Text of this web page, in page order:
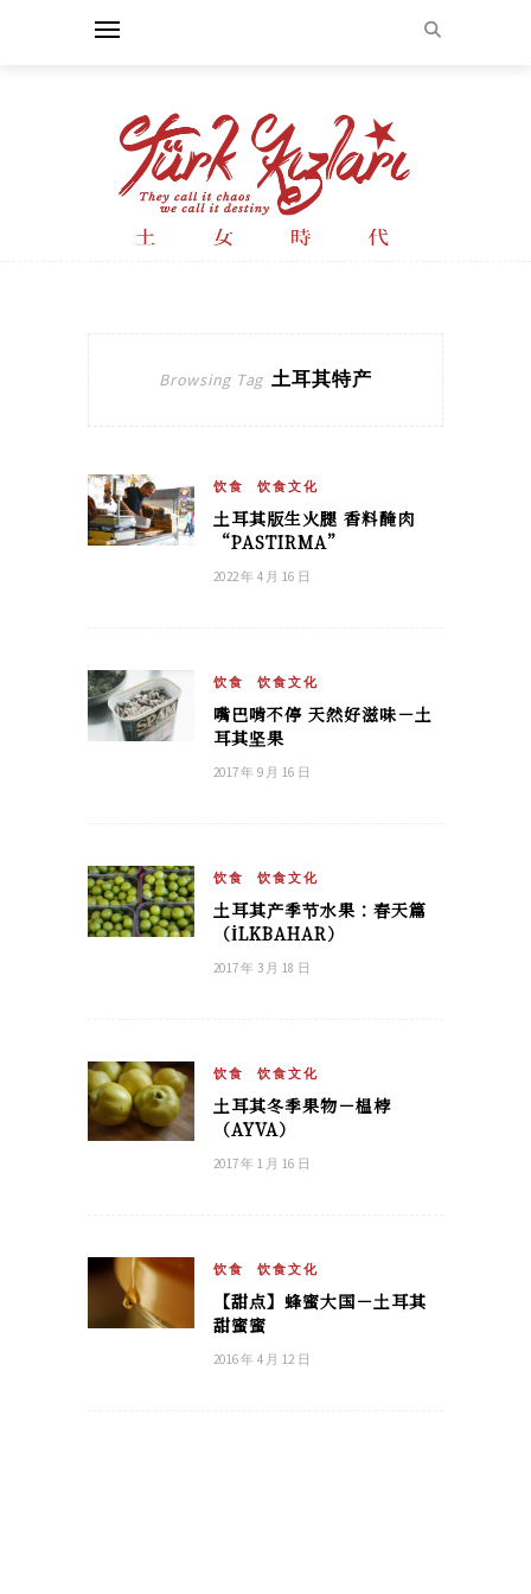
Browsing Tag 土耳其特产
饮食 饮食文化
土耳其版生火腿 香料醃肉
“PASTIRMA”
2022 年 4 月 16 日
饮食 饮食文化
嘴巴啃不停 天然好滋味－土
耳其坚果
2017 年 9 月 16 日
饮食 饮食文化
土耳其产季节水果：春天篇
（İLKBAHAR）
2017 年 3 月 18 日
饮食 饮食文化
土耳其冬季果物－榅桲
（AYVA）
2017 年 1 月 16 日
饮食 饮食文化
【甜点】蜂蜜大国－土耳其
甜蜜蜜
2016 年 4 月 12 日